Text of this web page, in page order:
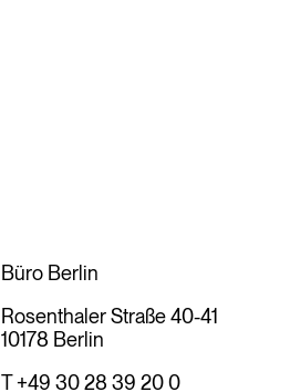
Büro Berlin
Rosenthaler Straße 40-41
10178 Berlin
T +49 30 28 39 20 0